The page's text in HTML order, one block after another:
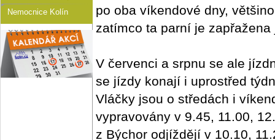
Nemocnice Kolín
po oba víkendové dny,
zatímco ta parní je
V červenci a srpnu se ale
se jízdy konají i uprostřed
Vláčky jsou o středách i
vypravovány v 9.45, 11.00,
z Býchor odjíždějí v 10.10,